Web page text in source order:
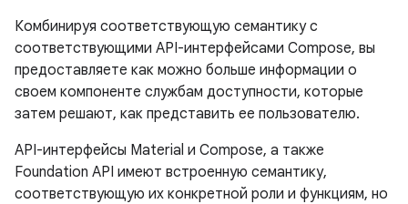
Комбинируя соответствующую семантику с
соответствующими API-интерфейсами Compose, вы
предоставляете как можно больше информации о
своем компоненте службам доступности, которые
затем решают, как представить ее пользователю.
API-интерфейсы Material и Compose, а также
Foundation API имеют встроенную семантику,
соответствующую их конкретной роли и функциям, но